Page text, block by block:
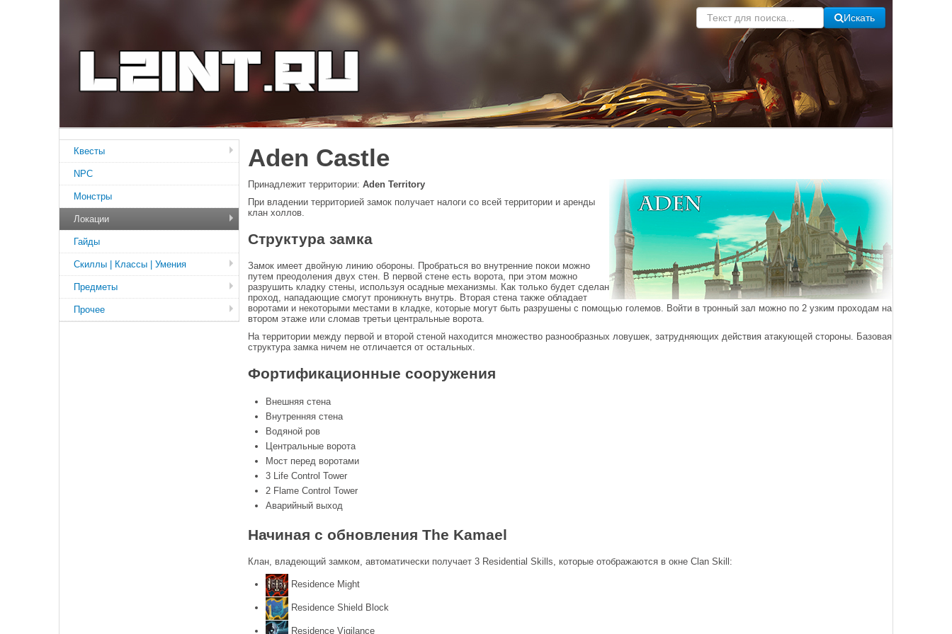
Искать
Aden Castle
Принадлежит территории: Aden Territory
При владении территорией замок получает налоги со всей территории и аренды
клан холлов.
Структура замка
Замок имеет двойную линию обороны. Пробраться во внутренние покои можно
путем преодоления двух стен. В первой стене есть ворота, при этом можно
разрушить кладку стены, используя осадные механизмы. Как только будет сделан
проход, нападающие смогут проникнуть внутрь. Вторая стена также обладает
воротами и некоторыми местами в кладке, которые могут быть разрушены с помощью големов. Войти в тронный зал можно по 2 узким проходам на
втором этаже или сломав третьи центральные ворота.
На территории между первой и второй стеной находится множество разнообразных ловушек, затрудняющих действия атакующей стороны. Базовая
структура замка ничем не отличается от остальных.
Фортификационные сооружения
Внешняя стена
Внутренняя стена
Водяной ров
Центральные ворота
Мост перед воротами
3 Life Control Tower
2 Flame Control Tower
Аварийный выход
Начиная с обновления The Kamael
Клан, владеющий замком, автоматически получает 3 Residential Skills, которые отображаются в окне Clan Skill:
Residence Might
Residence Shield Block
Residence Vigilance
Квесты
NPC
Монстры
Локации
Гайды
Скиллы | Классы | Умения
Предметы
Прочее